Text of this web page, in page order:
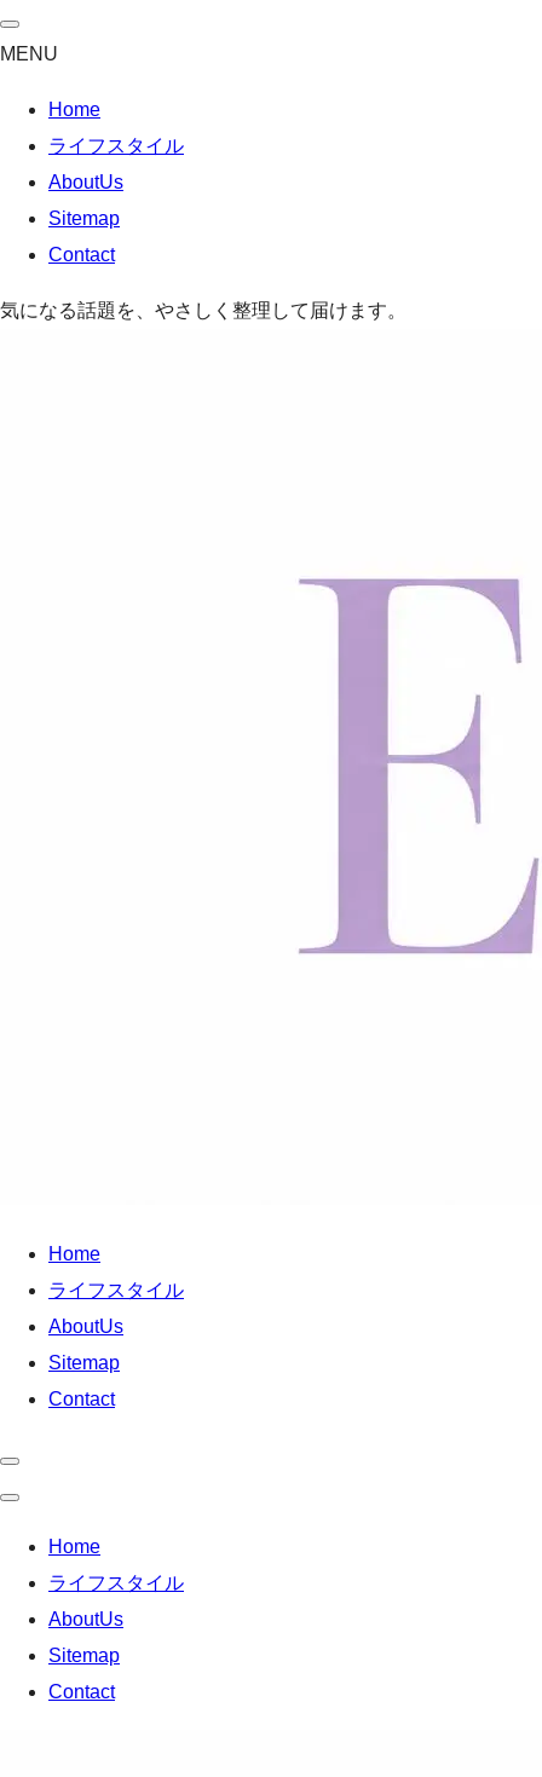
MENU
Home
ライフスタイル
AboutUs
Sitemap
Contact
気になる話題を、やさしく整理して届けます。
Home
ライフスタイル
AboutUs
Sitemap
Contact
Home
ライフスタイル
AboutUs
Sitemap
Contact